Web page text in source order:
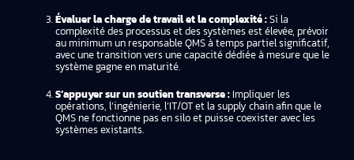
Évaluer la charge de travail et la complexité :Si la
complexité des processus et des systèmes est élevée, prévoir
au minimum un responsable QMS à temps partiel significatif,
avec une transition vers une capacité dédiée à mesure que le
système gagne en maturité.
S’appuyer sur un soutien transverse : Impliquer les
opérations, l’ingénierie, l’IT/OT et la supply chain afin que le
QMS ne fonctionne pas en silo et puisse coexister avec les
systèmes existants.